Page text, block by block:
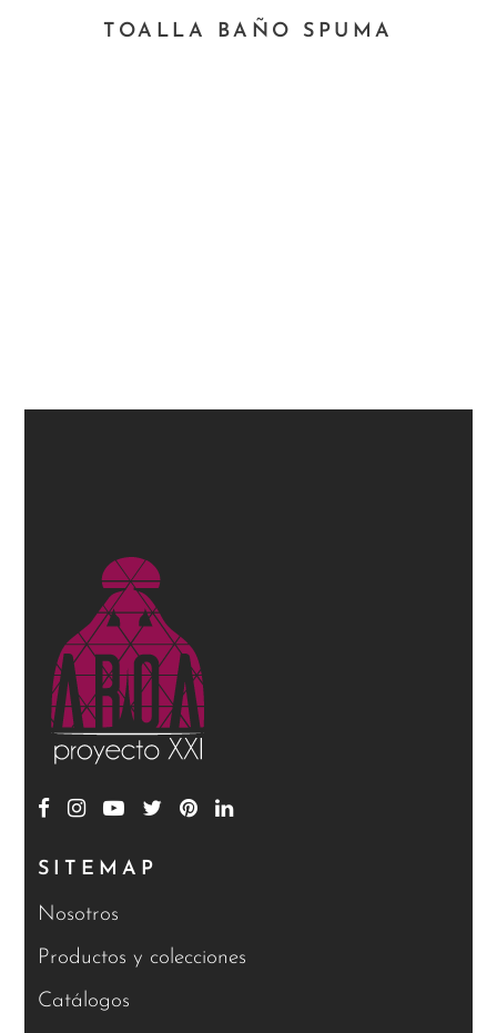
TOALLA BAÑO SPUMA
SITEMAP
Nosotros
Productos y colecciones
Catálogos